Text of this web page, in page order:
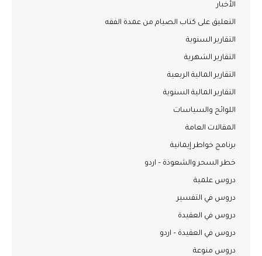
الأخبار
التعليق على كتاب الصيام من عمدة الفقه
التقارير السنوية
التقارير الشهرية
التقارير المالية الربعية
التقارير المالية السنوية
اللوائح والسياسات
المقالات العامة
برنامج خواطر إيمانية
خطر السحر والشعوذة – اردو
دروس علمية
دروس في التفسير
دروس في العقيدة
دروس في العقيدة – اردو
دروس منوعة